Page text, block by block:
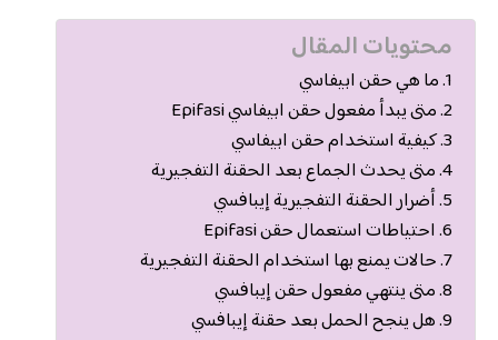
محتويات المقال
ما هي حقن ابيفاسي
متى يبدأ مفعول حقن ابيفاسي Epifasi
كيفية استخدام حقن ابيفاسي
متى يحدث الجماع بعد الحقنة التفجيرية
أضرار الحقنة التفجيرية إيبافسي
احتياطات استعمال حقن Epifasi
حالات يمنع بها استخدام الحقنة التفجيرية
متى ينتهي مفعول حقن إيبافسي
هل ينجح الحمل بعد حقنة إيبافسي